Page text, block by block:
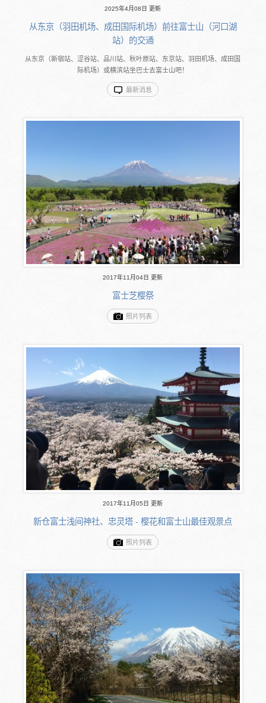
2025年4月08日 更新
从东京（羽田机场、成田国际机场）前往富士山（河口湖
站）的交通
从东京（新宿站、涩谷站、品川站、秋叶原站、东京站、羽田机场、成田国
际机场）或横滨站坐巴士去富士山吧！
最新消息
2017年11月04日 更新
富士芝樱祭
照片列表
2017年11月05日 更新
新仓富士浅间神社、忠灵塔 - 樱花和富士山最佳观景点
照片列表